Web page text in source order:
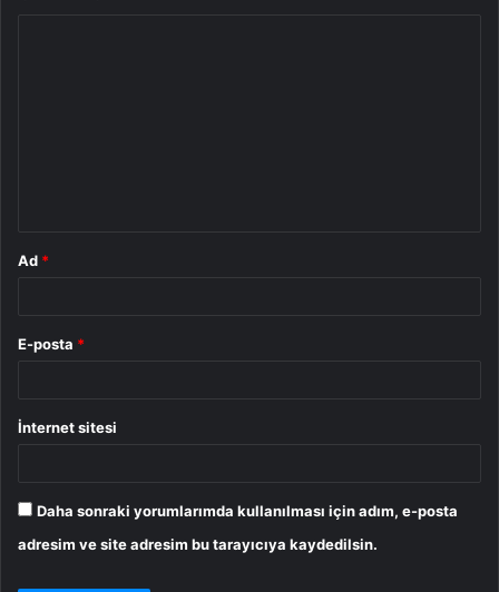
Ad *
E-posta *
İnternet sitesi
Daha sonraki yorumlarımda kullanılması için adım, e-posta
adresim ve site adresim bu tarayıcıya kaydedilsin.